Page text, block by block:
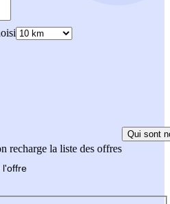
recharge la liste des offres
Qui sont
l'offre